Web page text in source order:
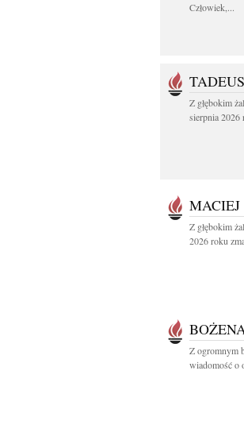
Człowiek,...
Z głębokim
sierpnia 2026
Z głębokim
2026 roku
Z ogromnym
wiadomość o